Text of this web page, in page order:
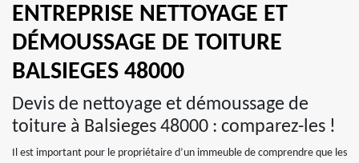
ENTREPRISE NETTOYAGE ET
DÉMOUSSAGE DE TOITURE
BALSIEGES 48000
Devis de nettoyage et démoussage de
toiture à Balsieges 48000 : comparez-les !
Il est important pour le propriétaire d’un immeuble de comprendre que les